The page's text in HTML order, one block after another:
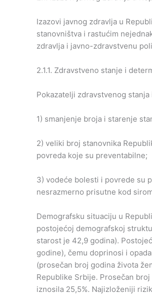
Izazovi javnog zdravlja u
stanovništva i rastućim
zdravlja i javno-zdravstvenu
2.1.1. Zdravstveno stanje i
Pokazatelji zdravstvenog
1) smanjenje broja i starenje
2) veliki broj stanovnika
povreda koje su preventabilne;
3) vodeće bolesti i povrede su
nesrazmerno prisutne kod
Demografsku situaciju u
postojećoj demografskoj
starost je 42,9 godina).
godine), čemu doprinosi i
(prosečan broj godina života
Republike Srbije. Prosečan
iznosila 25,5%. Najizloženiji